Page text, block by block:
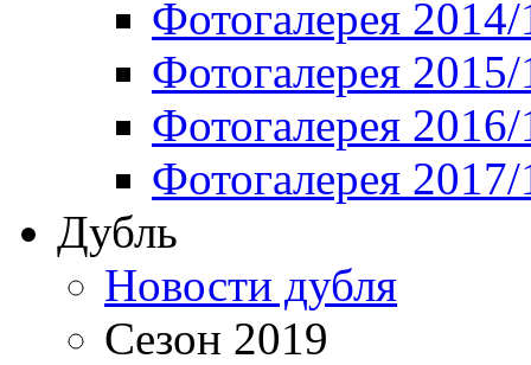
Фотогалерея
Фотогалерея
Фотогалерея
Фотогалерея
Дубль
Новости дубля
Сезон 2019